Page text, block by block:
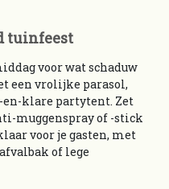
tuinfeest
voor wat schaduw
een vrolijke parasol,
en-klare partytent. Zet
muggenspray of -stick
voor je gasten, met
of lege